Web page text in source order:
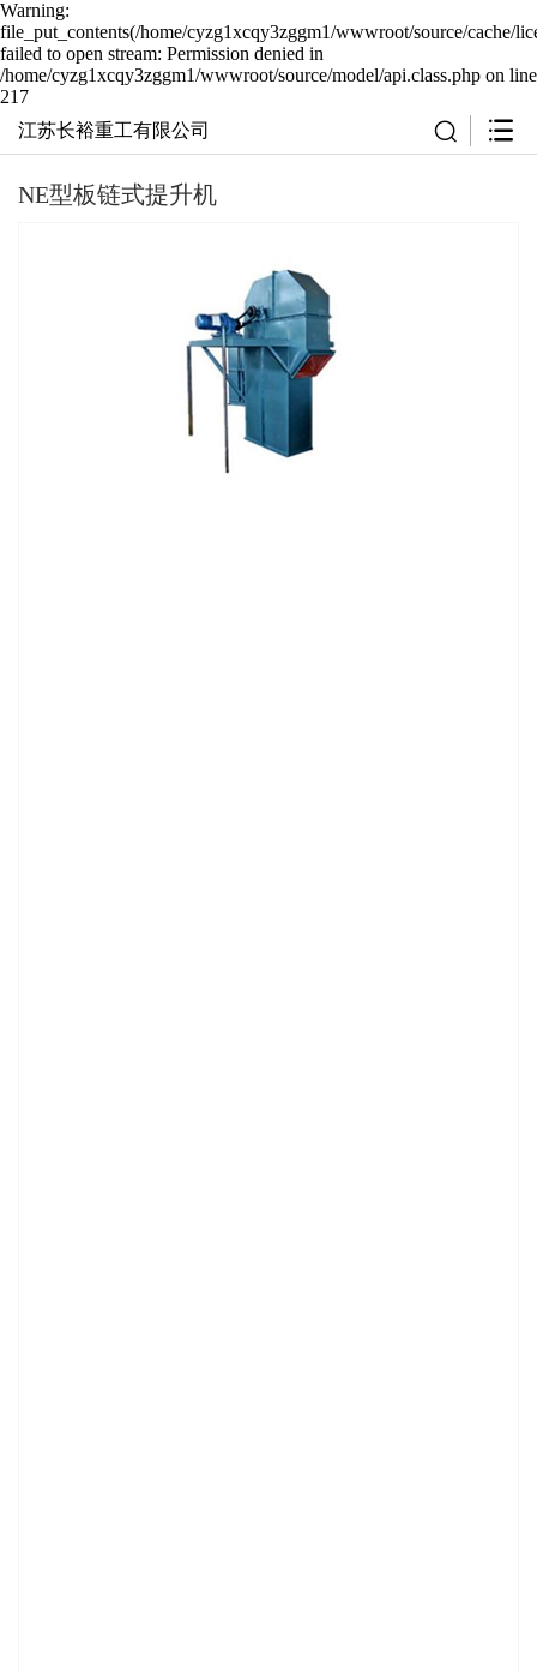
Warning:
file_put_contents(/home/cyzg1xcqy3zggm1/wwwroot/source/cache/
failed to open stream: Permission denied in
/home/cyzg1xcqy3zggm1/wwwroot/source/model/api.class.php on line
217
江苏长裕重工有限公司
NE型板链式提升机